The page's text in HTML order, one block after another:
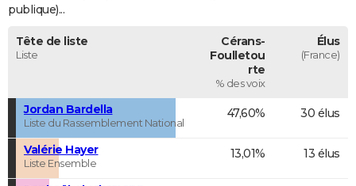
publique)...
Tête de liste
Liste
Cérans-
Foulletou
rte
% des voix
Élus
(France)
Jordan Bardella
Liste du Rassemblement National
47,60% 30 élus
Valérie Hayer
Liste Ensemble
13,01% 13 élus